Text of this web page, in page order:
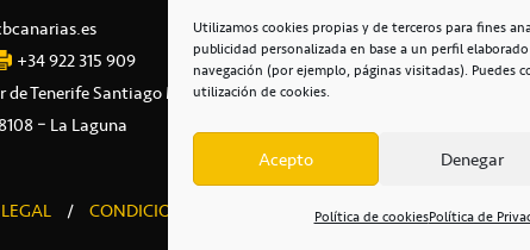
Utilizamos cookies propias y de terceros para fines
publicidad personalizada en base a un perfil
navegación (por ejemplo, páginas visitadas). Puedes
utilización de cookies.
Acepto Denegar
Política de cookiesPolítica de
+34 922 315 909
de Tenerife Santiago Martín
– La Laguna
/ CONDICIONES COMERCIALES / ACCESIBILIDAD